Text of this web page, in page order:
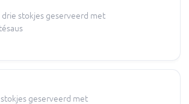
drie stokjes geserveerd met
geserveerd met